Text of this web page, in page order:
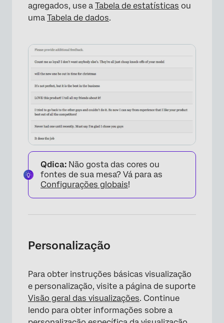
agregados, use a Tabela de estatísticas ou
uma Tabela de dados.
Qdica: Não gosta das cores ou
fontes de sua mesa? Vá para as
Configurações globais!
Personalização
Para obter instruções básicas visualização
e personalização, visite a página de suporte
Visão geral das visualizações. Continue
lendo para obter informações sobre a